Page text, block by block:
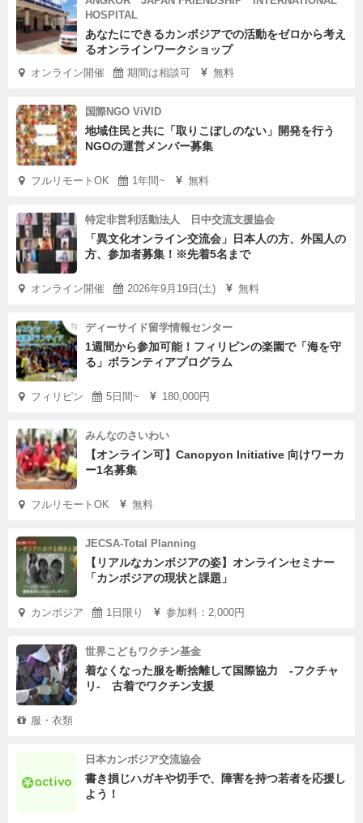
HOSPITAL
あなたにできるカンボジアでの活動をゼロから考え
るオンラインワークショップ
オンライン開催 期間は相談可 無料
国際NGO ViVID
地域住民と共に「取りこぼしのない」開発を行う
NGOの運営メンバー募集
フルリモートOK 1年間~ 無料
特定非営利活動法人 日中交流支援協会
「異文化オンライン交流会」日本人の方、外国人の
方、参加者募集！※先着5名まで
オンライン開催 2026年9月19日(土) 無料
ディーサイド留学情報センター
1週間から参加可能！フィリピンの楽園で「海を守
る」ボランティアプログラム
フィリピン 5日間~ 180,000円
みんなのさいわい
【オンライン可】Canopyon Initiative 向けワーカ
ー1名募集
フルリモートOK 無料
JECSA-Total Planning
【リアルなカンボジアの姿】オンラインセミナー
「カンボジアの現状と課題」
カンボジア 1日限り 参加料：2,000円
世界こどもワクチン基金
着なくなった服を断捨離して国際協力 -フクチャ
リ‐ 古着でワクチン支援
服・衣類
日本カンボジア交流協会
書き損じハガキや切手で、障害を持つ若者を応援し
よう！